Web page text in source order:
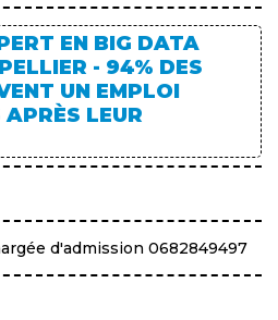
EN BIG DATA
- 94% DES
UN EMPLOI
LEUR
d'admission 0682849497